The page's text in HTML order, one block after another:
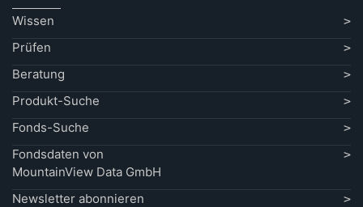
Wissen
Prüfen
Beratung
Produkt-Suche
Fonds-Suche
Fondsdaten von
MountainView Data GmbH
Newsletter abonnieren